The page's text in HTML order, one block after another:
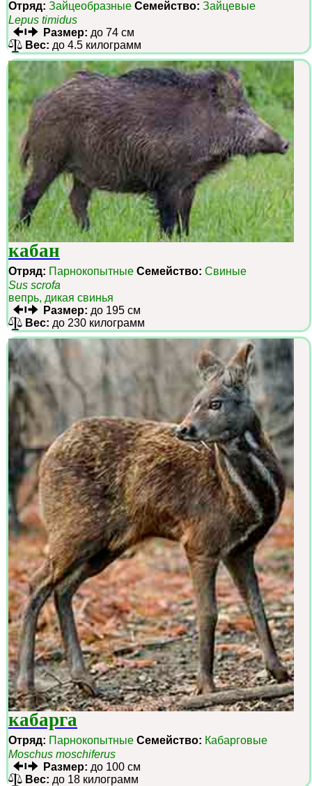
Отряд: Зайцеобразные Семейство: Зайцевые
Lepus timidus
Размер: до 74 см
Вес: до 4.5 килограмм
кабан
Отряд: Парнокопытные Семейство: Свиные
Sus scrofa
вепрь, дикая свинья
Размер: до 195 см
Вес: до 230 килограмм
кабарга
Отряд: Парнокопытные Семейство: Кабарговые
Moschus moschiferus
Размер: до 100 см
Вес: до 18 килограмм